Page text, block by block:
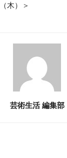
木）＞
芸術生活 編集部